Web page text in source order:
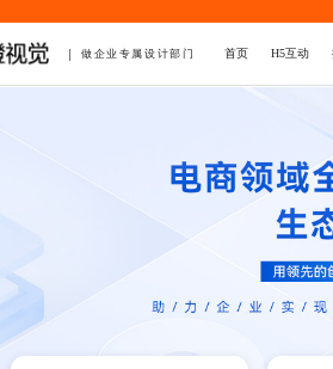
做企业专属设计部门 首页 H5互动